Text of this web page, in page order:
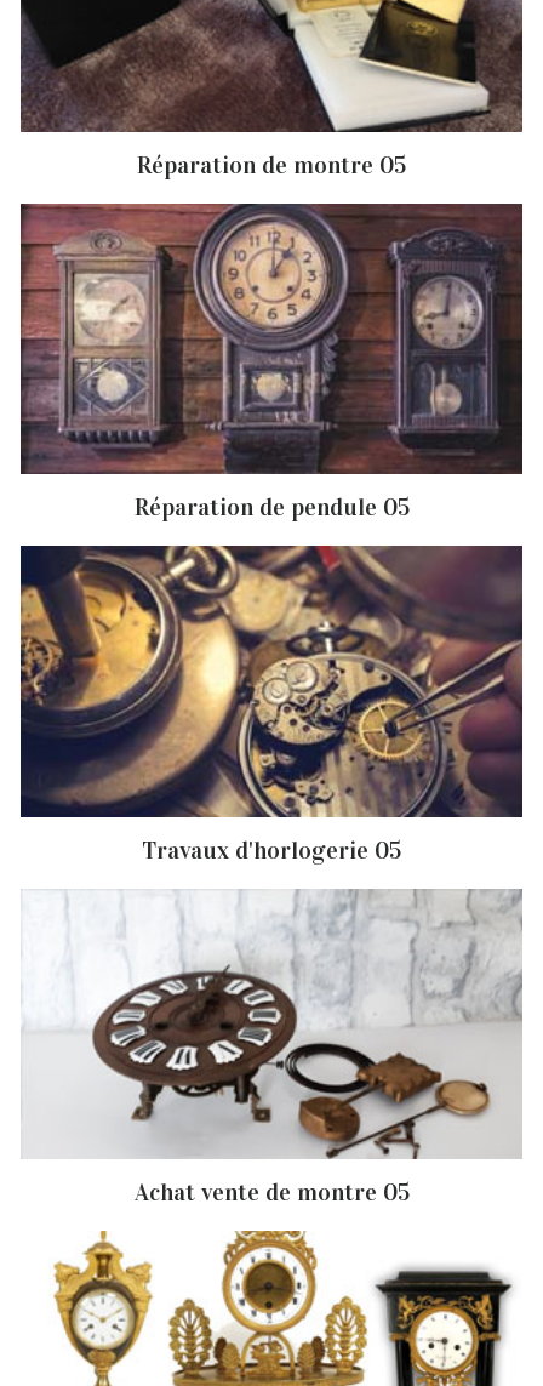
Réparation de montre 05
Réparation de pendule 05
Travaux d'horlogerie 05
Achat vente de montre 05